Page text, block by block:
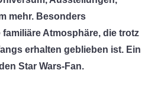
mehr. Besonders
Atmosphäre, die trotz
erhalten geblieben ist. Ein
Star Wars-Fan.